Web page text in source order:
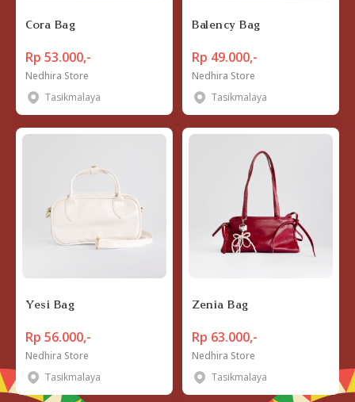
Cora Bag
Rp 53.000,-
Nedhira Store
Tasikmalaya
Balency Bag
Rp 49.000,-
Nedhira Store
Tasikmalaya
Yesi Bag
Rp 56.000,-
Nedhira Store
Tasikmalaya
Zenia Bag
Rp 63.000,-
Nedhira Store
Tasikmalaya